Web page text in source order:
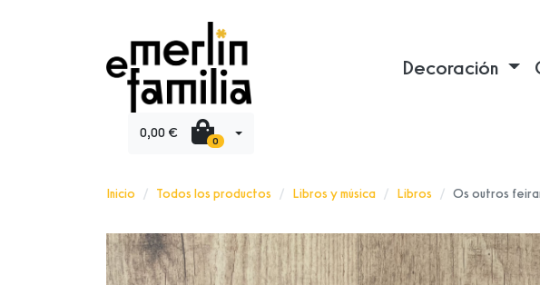
Decoración
0,00 € 0
Inicio Todos los productos Libros y música Libros Os outros